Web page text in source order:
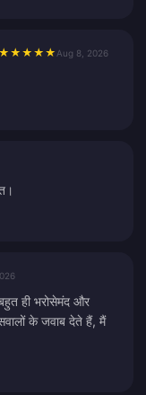
★ ★ ★ ★ ★ Aug 8, 2026
ही भरोसेमंद और
के जवाब देते हैं, मैं